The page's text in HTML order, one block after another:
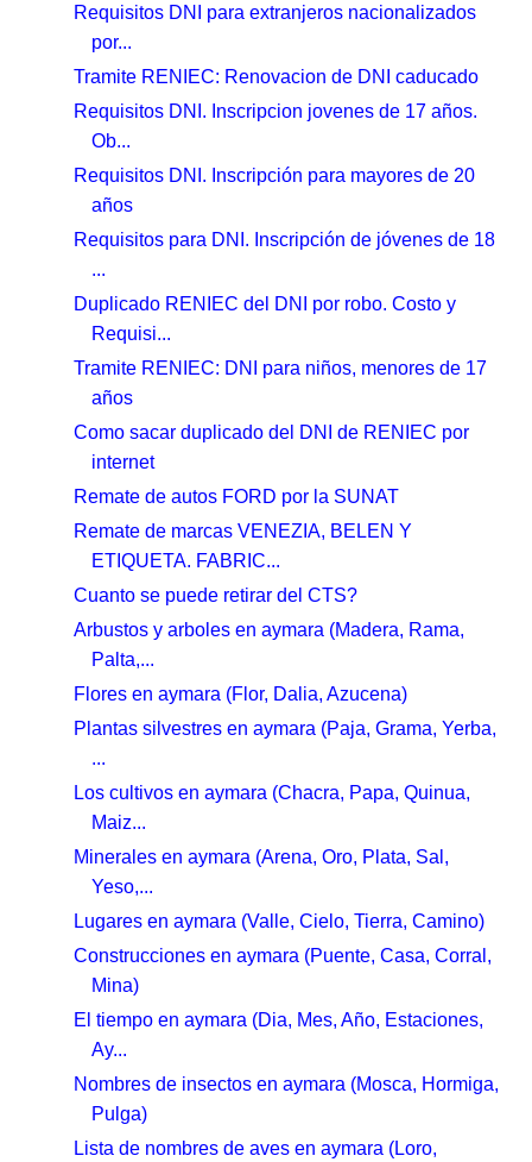
Requisitos DNI para extranjeros nacionalizados
por...
Tramite RENIEC: Renovacion de DNI caducado
Requisitos DNI. Inscripcion jovenes de 17 años.
Ob...
Requisitos DNI. Inscripción para mayores de 20
años
Requisitos para DNI. Inscripción de jóvenes de 18
...
Duplicado RENIEC del DNI por robo. Costo y
Requisi...
Tramite RENIEC: DNI para niños, menores de 17
años
Como sacar duplicado del DNI de RENIEC por
internet
Remate de autos FORD por la SUNAT
Remate de marcas VENEZIA, BELEN Y
ETIQUETA. FABRIC...
Cuanto se puede retirar del CTS?
Arbustos y arboles en aymara (Madera, Rama,
Palta,...
Flores en aymara (Flor, Dalia, Azucena)
Plantas silvestres en aymara (Paja, Grama, Yerba,
...
Los cultivos en aymara (Chacra, Papa, Quinua,
Maiz...
Minerales en aymara (Arena, Oro, Plata, Sal,
Yeso,...
Lugares en aymara (Valle, Cielo, Tierra, Camino)
Construcciones en aymara (Puente, Casa, Corral,
Mina)
El tiempo en aymara (Dia, Mes, Año, Estaciones,
Ay...
Nombres de insectos en aymara (Mosca, Hormiga,
Pulga)
Lista de nombres de aves en aymara (Loro,